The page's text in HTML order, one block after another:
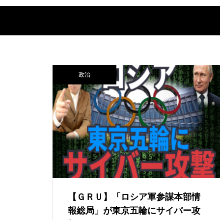
政治
【ＧＲＵ】「ロシア軍参謀本部情
報総局」が東京五輪にサイバー攻